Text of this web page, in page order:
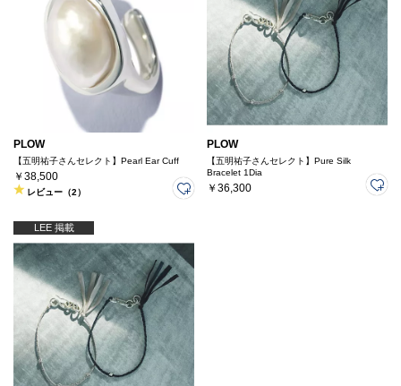
PLOW
【五明祐子さんセレクト】Pearl Ear Cuff
￥38,500
レビュー（2）
PLOW
【五明祐子さんセレクト】Pure Silk
Bracelet 1Dia
￥36,300
LEE 掲載